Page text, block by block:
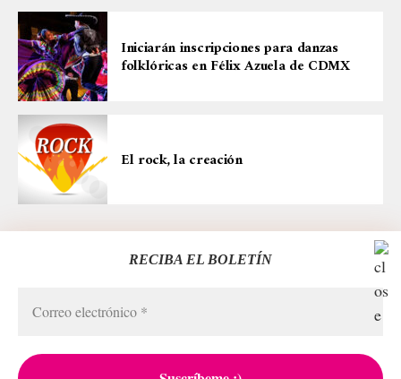
RECIBA EL BOLETÍN
Iniciarán inscripciones para danzas
folklóricas en Félix Azuela de CDMX
El rock, la creación